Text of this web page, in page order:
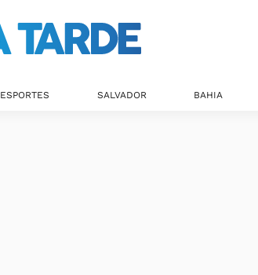
ESPORTES SALVADOR BAHIA